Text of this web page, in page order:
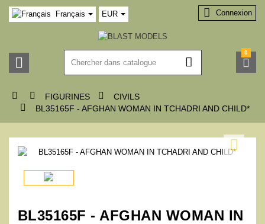
Français EUR
 
 Connexion

0
  FIGURINES  CIVILS
 BL35165F - AFGHAN WOMAN IN TCHADRI AND CHILD*

BL35165F - AFGHAN WOMAN IN